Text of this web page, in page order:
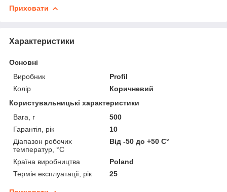
Приховати
Характеристики
Основні
Виробник
Profil
Колір
Коричневий
Користувальницькі характеристики
Вага, г
500
Гарантія, рік
10
Діапазон робочих
температур, °С
Від -50 до +50 С°
Країна виробництва
Poland
Термін експлуатації, рік
25